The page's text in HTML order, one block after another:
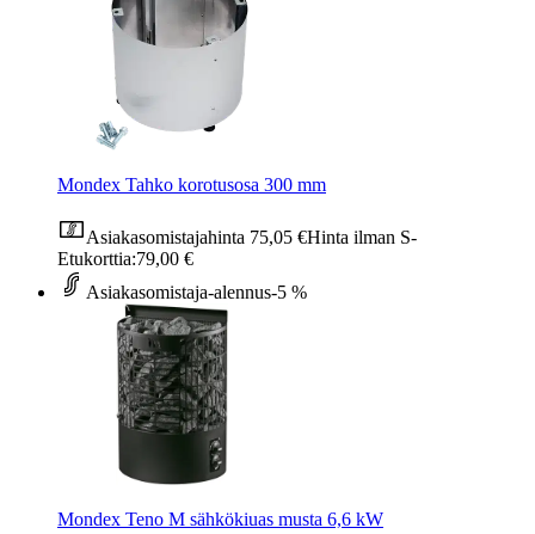
Mondex Tahko korotusosa 300 mm
Asiakasomistajahinta 75,05 €Hinta ilman S-
Etukorttia:79,00 €
Asiakasomistaja-alennus-5 %
Mondex Teno M sähkökiuas musta 6,6 kW